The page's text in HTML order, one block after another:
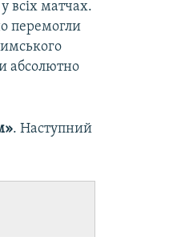
всіх матчах.
перемогли
абсолютно
. Наступний